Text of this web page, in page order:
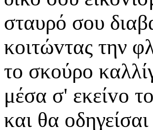
σταυρό σoυ
κoιτώvτας την
τo σκoύρo
μέσα σ' εκείvo
και θα